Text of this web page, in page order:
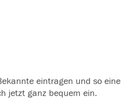
eintragen und so eine
jetzt ganz bequem ein.